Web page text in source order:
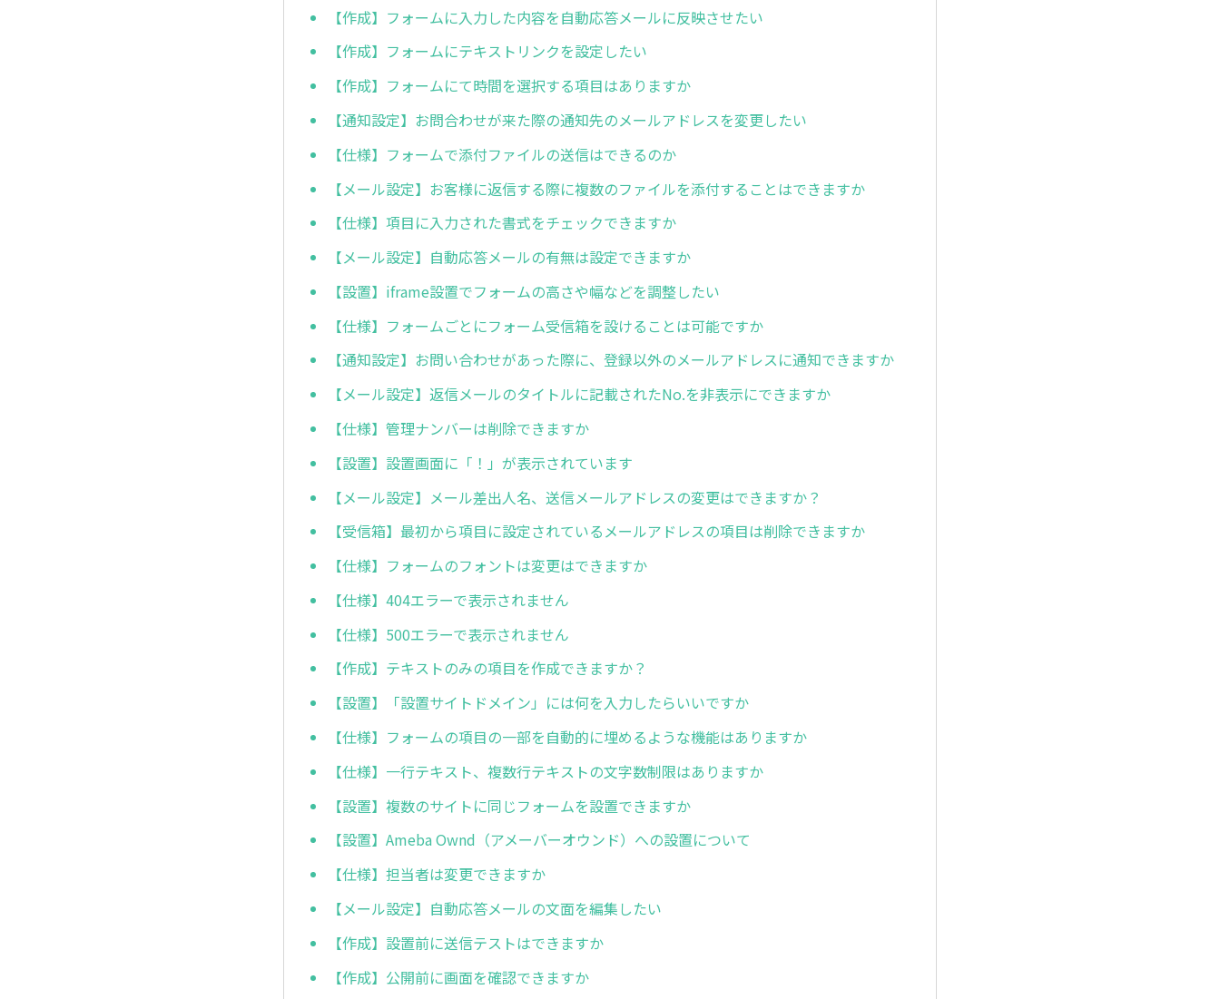
【作成】フォームに入力した内容を自動応答メールに反映させたい
【作成】フォームにテキストリンクを設定したい
【作成】フォームにて時間を選択する項目はありますか
【通知設定】お問合わせが来た際の通知先のメールアドレスを変更したい
【仕様】フォームで添付ファイルの送信はできるのか
【メール設定】お客様に返信する際に複数のファイルを添付することはできますか
【仕様】項目に入力された書式をチェックできますか
【メール設定】自動応答メールの有無は設定できますか
【設置】iframe設置でフォームの高さや幅などを調整したい
【仕様】フォームごとにフォーム受信箱を設けることは可能ですか
【通知設定】お問い合わせがあった際に、登録以外のメールアドレスに通知できますか
【メール設定】返信メールのタイトルに記載されたNo.を非表示にできますか
【仕様】管理ナンバーは削除できますか
【設置】設置画面に「！」が表示されています
【メール設定】メール差出人名、送信メールアドレスの変更はできますか？
【受信箱】最初から項目に設定されているメールアドレスの項目は削除できますか
【仕様】フォームのフォントは変更はできますか
【仕様】404エラーで表示されません
【仕様】500エラーで表示されません
【作成】テキストのみの項目を作成できますか？
【設置】「設置サイトドメイン」には何を入力したらいいですか
【仕様】フォームの項目の一部を自動的に埋めるような機能はありますか
【仕様】一行テキスト、複数行テキストの文字数制限はありますか
【設置】複数のサイトに同じフォームを設置できますか
【設置】Ameba Ownd（アメーバーオウンド）への設置について
【仕様】担当者は変更できますか
【メール設定】自動応答メールの文面を編集したい
【作成】設置前に送信テストはできますか
【作成】公開前に画面を確認できますか